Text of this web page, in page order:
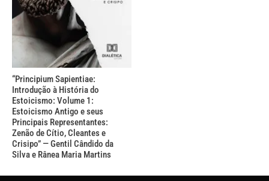
“Principium Sapientiae:
Introdução à História do
Estoicismo: Volume 1:
Estoicismo Antigo e seus
Principais Representantes:
Zenão de Cítio, Cleantes e
Crisipo” — Gentil Cândido da
Silva e Rânea Maria Martins